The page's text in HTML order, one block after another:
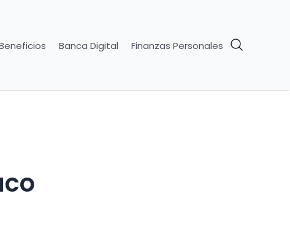
Banca Digital Finanzas Personales